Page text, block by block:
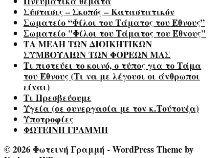
Σύστασις – Σκοπός – Καταστατικόν
Σωματείο “Φίλοι του Τάματος του Έθνους”
Σωματείο "Φίλοι του Τάματος του Έθνους"
ΤΑ ΜΕΛΗ ΤΩΝ ΔΙΟΙΚΗΤΙΚΩΝ
ΣΥΜΒΟΥΛΙΩΝ ΤΩΝ ΦΟΡΕΩΝ ΜΑΣ
Τι πιστεύει το κοινό, ο τύπος για το Τάμα
του Έθνους (Τι να με λέγουσι οι άνθρωποι
είναι)
Τι Πρεσβεύουμε
Υγεία (σε συνεργασία με τον κ.Τούτουζα)
Υποτροφίες
ΦΩΤΕΙΝΗ ΓΡΑΜΜΗ
© 2026 Φωτεινή Γραμμή - WordPress Theme by